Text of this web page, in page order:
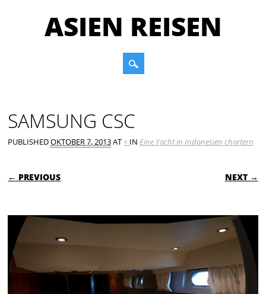
ASIEN REISEN
SAMSUNG CSC
PUBLISHEDOKTOBER 7, 2013AT × INEine Yacht in Indonesien chartern
← PREVIOUS NEXT →